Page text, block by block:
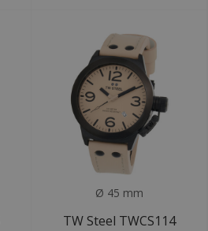
Ø 45 mm
TW Steel TWCS114